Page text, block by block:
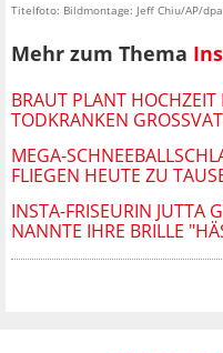
Titelfoto: Bildmontage: Jeff Chiu/AP/
Mehr zum Thema
BRAUT PLANT
TODKRANKEN
MEGA-
FLIEGEN HEUTE ZU
INSTA-FRISEURIN JUTTA
NANNTE IHRE BRILLE